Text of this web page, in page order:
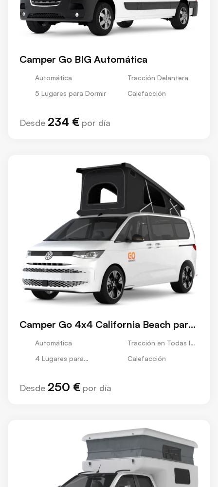
Camper Go BIG Automática
Automática
Tracción Delantera
5 Lugares para Dormir
Calefacción
Desde 234 € por día
Camper Go 4x4 California Beach para
Automática
Tracción en Todas las
4 Lugares para
Calefacción
Desde 250 € por día